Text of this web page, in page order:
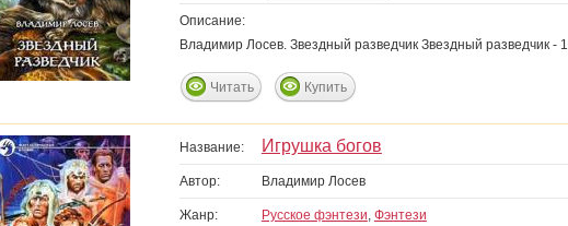
Описание:
Владимир Лосев. Звездный разведчик Звездный разведчик - 1
Читать Купить
Название: Игрушка богов
Автор: Владимир Лосев
Жанр: Русское фэнтези, Фэнтези